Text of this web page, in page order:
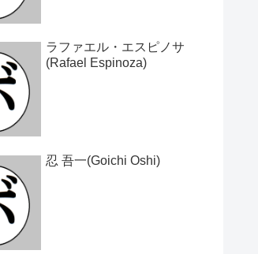
ラファエル・エスピノサ
(Rafael Espinoza)
忍 吾一(Goichi Oshi)